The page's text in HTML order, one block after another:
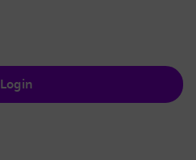
Login